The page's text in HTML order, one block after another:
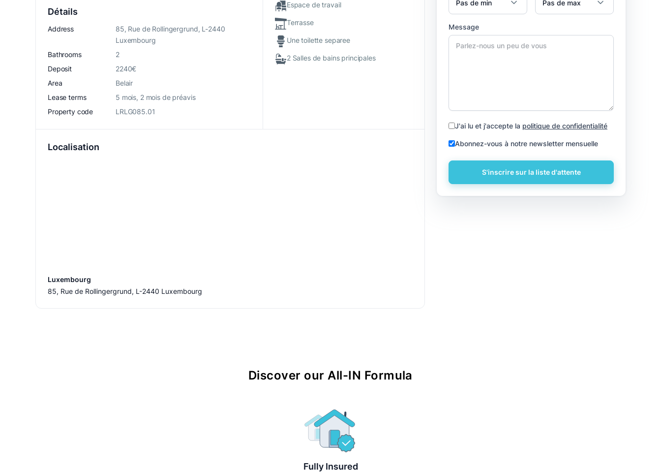
Détails
Address
85, Rue de Rollingergrund, L-2440
Luxembourg
Bathrooms
2
Deposit
2240€
Area
Belair
Lease terms
5 mois, 2 mois de préavis
Property code
LRLG085.01
Espace de travail
Terrasse
Une toilette separee
2 Salles de bains principales
Localisation
Luxembourg
85, Rue de Rollingergrund, L-2440 Luxembourg
Message
J'ai lu et j'accepte la politique de confidentialité
Abonnez-vous à notre newsletter mensuelle
S'inscrire sur la liste d'attente
Discover our All-IN Formula
Fully Insured